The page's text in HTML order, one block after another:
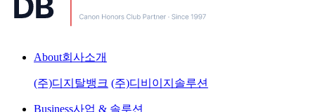
About회사소개
(주)디지탈뱅크 (주)디비이지솔루션
Business사업 & 솔루션